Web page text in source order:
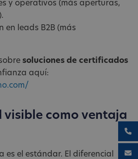
y operativos (más aperturas,
en leads B2B (más
soluciones de certificados
aquí:
visible como ventaja
es el estándar. El diferencial